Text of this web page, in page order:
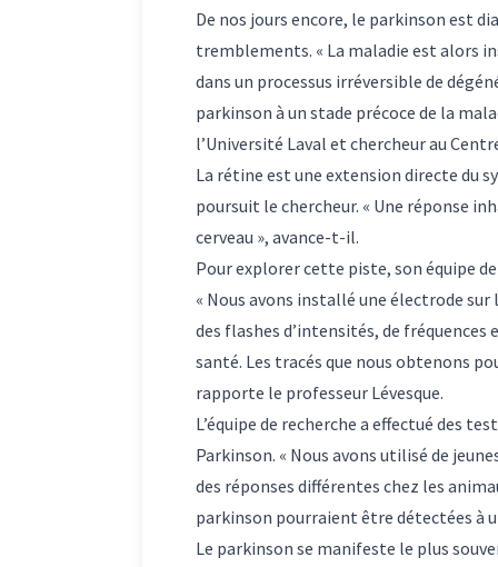
De nos jours encore, le parkinson est
tremblements. « La maladie est alors
dans un processus irréversible de
parkinson à un stade précoce de la
l’Université Laval et chercheur au
La rétine est une extension directe du
poursuit le chercheur. « Une réponse
cerveau », avance-t-il.
Pour explorer cette piste, son équipe
« Nous avons installé une électrode
des flashes d’intensités, de fréquences
santé. Les tracés que nous obtenons
rapporte le professeur Lévesque.
L’équipe de recherche a effectué des
Parkinson. « Nous avons utilisé de
des réponses différentes chez les
parkinson pourraient être détectées à
Le parkinson se manifeste le plus